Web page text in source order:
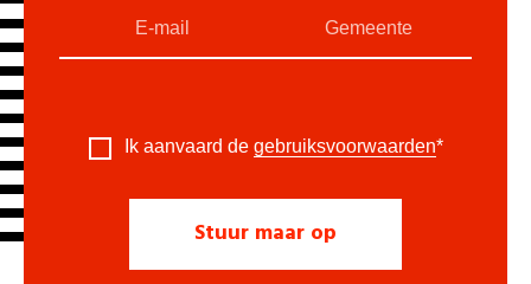
Ik aanvaard de gebruiksvoorwaarden*